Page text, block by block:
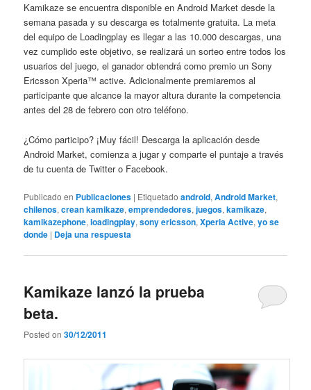
Kamikaze se encuentra disponible en Android Market desde la
semana pasada y su descarga es totalmente gratuita. La meta
del equipo de Loadingplay es llegar a las 10.000 descargas, una
vez cumplido este objetivo, se realizará un sorteo entre todos los
usuarios del juego, el ganador obtendrá como premio un Sony
Ericsson Xperia™ active. Adicionalmente premiaremos al
participante que alcance la mayor altura durante la competencia
antes del 28 de febrero con otro teléfono.
¿Cómo participo? ¡Muy fácil! Descarga la aplicación desde
Android Market, comienza a jugar y comparte el puntaje a través
de tu cuenta de Twitter o Facebook.
Publicado en Publicaciones | Etiquetado android,Android Market,
chilenos,crean kamikaze,emprendedores,juegos,kamikaze,
kamikazephone,loadingplay,sony ericsson,Xperia Active,yo se
donde | Deja una respuesta
Kamikaze lanzó la prueba
beta.
Posted on30/12/2011